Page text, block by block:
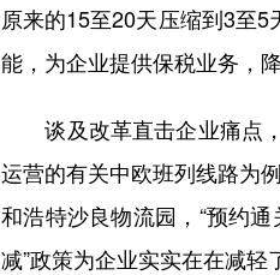
原来的15至20天压缩到3至
能，为企业提供保税业务，
谈及改革直击企业痛点，
运营的有关中欧班列线路为
和浩特沙良物流园，“预约
减”政策为企业实实在在减轻